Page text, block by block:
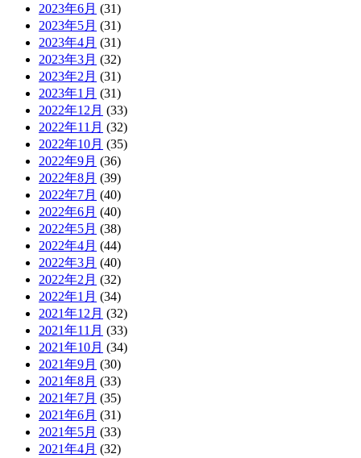
2023年6月 (31)
2023年5月 (31)
2023年4月 (31)
2023年3月 (32)
2023年2月 (31)
2023年1月 (31)
2022年12月 (33)
2022年11月 (32)
2022年10月 (35)
2022年9月 (36)
2022年8月 (39)
2022年7月 (40)
2022年6月 (40)
2022年5月 (38)
2022年4月 (44)
2022年3月 (40)
2022年2月 (32)
2022年1月 (34)
2021年12月 (32)
2021年11月 (33)
2021年10月 (34)
2021年9月 (30)
2021年8月 (33)
2021年7月 (35)
2021年6月 (31)
2021年5月 (33)
2021年4月 (32)